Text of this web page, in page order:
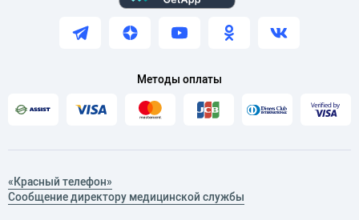
Методы оплаты
«Красный телефон»
Сообщение директору медицинской службы